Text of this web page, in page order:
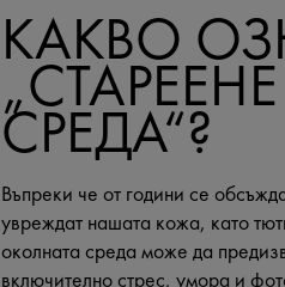
КАКВО
СРЕДА“?
Въпреки че от години се
увреждат нашата кожа, като
околната среда може да
включително стрес, умора и